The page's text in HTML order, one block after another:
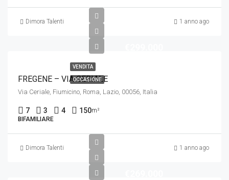
Dimora Talenti 1 anno ago
VENDITA
OCCASIONE
FREGENE – VIA CERIALE
Via Ceriale, Fiumicino, Roma, Lazio, 00056, Italia
7 3 4 150m²
BIFAMILIARE
Dimora Talenti 1 anno ago